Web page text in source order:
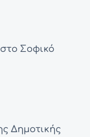
Σοφικό
Δημοτικής